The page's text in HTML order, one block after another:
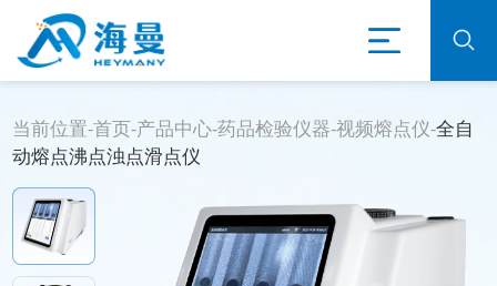
当前位置-首页-产品中心-药品检验仪器-视频熔点仪-全自
动熔点沸点浊点滑点仪